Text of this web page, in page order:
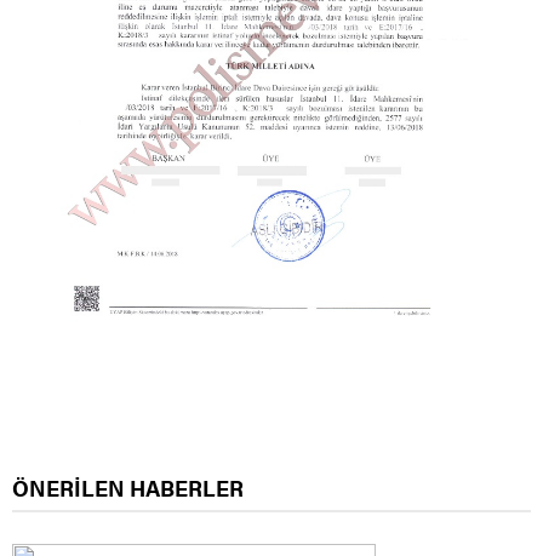
ÖNERİLEN HABERLER